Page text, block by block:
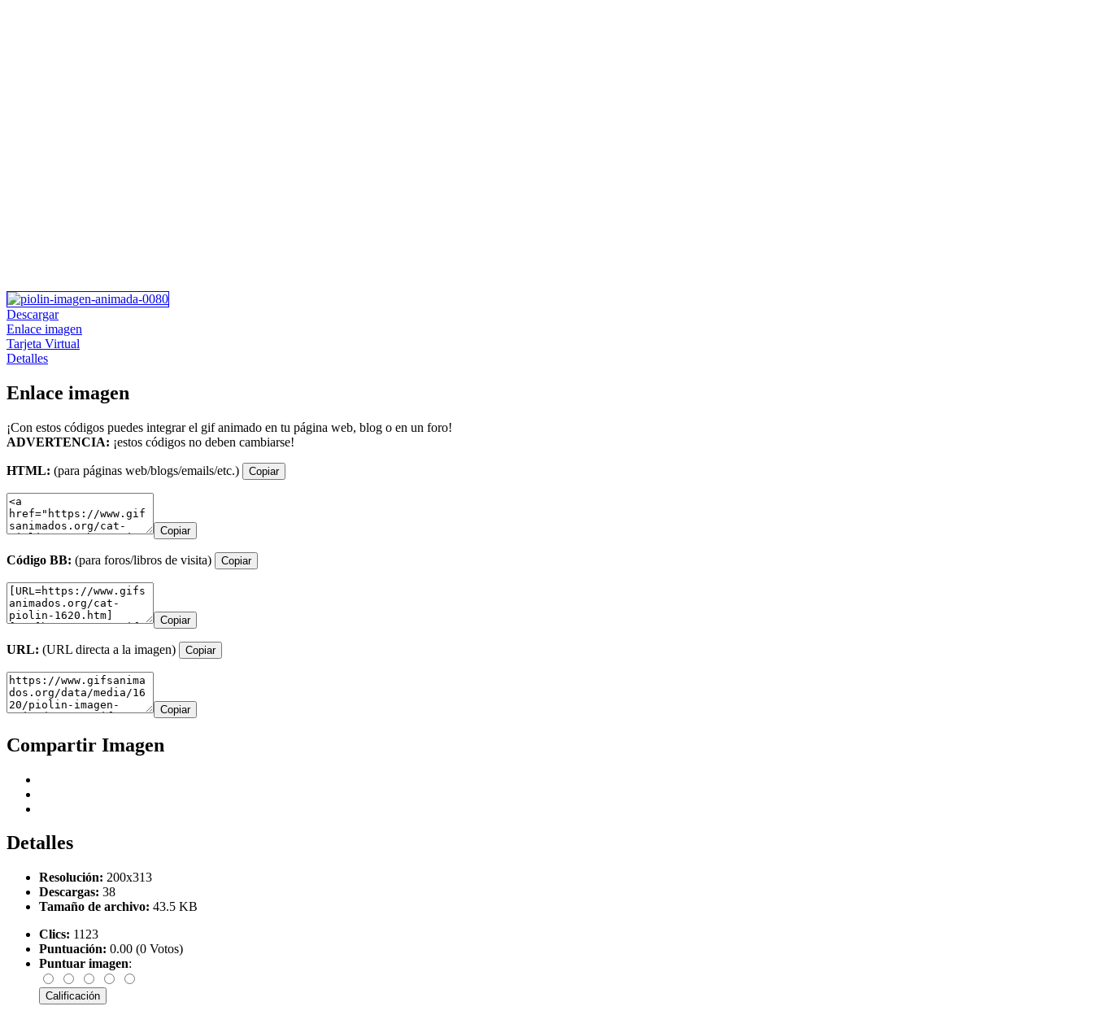
Descargar
Enlace imagen
Tarjeta Virtual
Detalles
Enlace imagen
¡Con estos códigos puedes integrar el gif animado en tu página web, blog o en un foro!
ADVERTENCIA: ¡estos códigos no deben cambiarse!
HTML: (para páginas web/blogs/emails/etc.) Copiar
Copiar
Código BB: (para foros/libros de visita) Copiar
Copiar
URL: (URL directa a la imagen) Copiar
Copiar
Compartir Imagen
Detalles
Resolución: 200x313
Descargas: 38
Tamaño de archivo: 43.5 KB
Clics: 1123
Puntuación: 0.00 (0 Votos)
Puntuar imagen: